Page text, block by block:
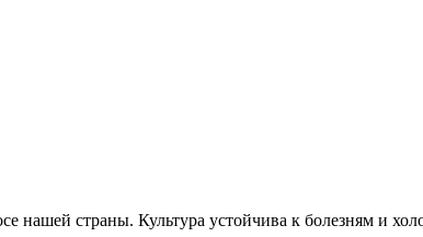
страны. Культура устойчива к болезням и